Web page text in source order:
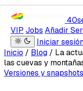
VIP Jobs Añadir
Iniciar
Inicio / Blog / La
las cuevas y
Versiones y snapshots